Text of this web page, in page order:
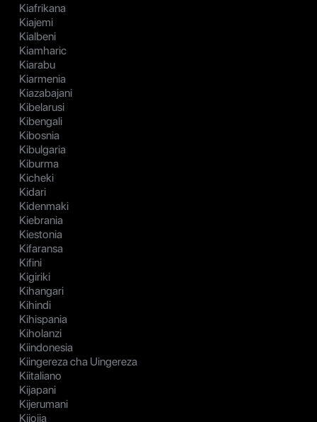
Kiafrikana
Kiajemi
Kialbeni
Kiamharic
Kiarabu
Kiarmenia
Kiazabajani
Kibelarusi
Kibengali
Kibosnia
Kibulgaria
Kiburma
Kicheki
Kidari
Kidenmaki
Kiebrania
Kiestonia
Kifaransa
Kifini
Kigiriki
Kihangari
Kihindi
Kihispania
Kiholanzi
Kiindonesia
Kiingereza cha Uingereza
Kiitaliano
Kijapani
Kijerumani
Kijojia